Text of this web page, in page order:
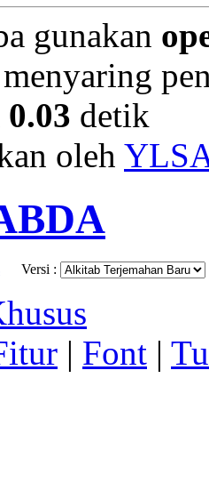
gunakan
0.03 detik
oleh
Versi :
| Font |